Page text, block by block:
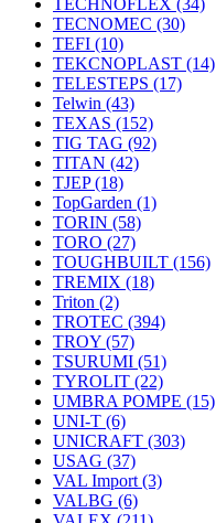
TECHNOFLEX (34)
TECNOMEC (30)
TEFI (10)
TEKCNOPLAST (14)
TELESTEPS (17)
Telwin (43)
TEXAS (152)
TIG TAG (92)
TITAN (42)
TJEP(18)
TopGarden (1)
TORIN (58)
TORO (27)
TOUGHBUILT (156)
TREMIX (18)
Triton (2)
TROTEC (394)
TROY (57)
TSURUMI (51)
TYROLIT (22)
UMBRA POMPE (15)
UNI-T (6)
UNICRAFT (303)
USAG (37)
VAL Import (3)
VALBG (6)